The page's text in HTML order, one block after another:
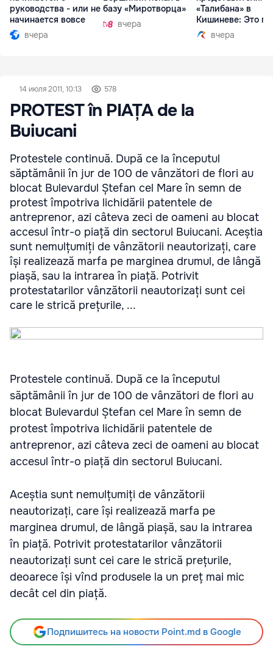
руководства - или не
начинается вовсе
вчера
базу «Миротворца»
вчера
«Талибана» в
Кишиневе: Это
вчера
14 июля 2011, 10:13 578
PROTEST în PIAȚA de la
Buiucani
Protestele continuă. După ce la începutul
săptămânii în jur de 100 de vânzători de flori au
blocat Bulevardul Ștefan cel Mare în semn de
protest împotriva lichidării patentele de
antreprenor, azi câteva zeci de oameni au blocat
accesul într-o piață din sectorul Buiucani. Aceștia
sunt nemulțumiți de vânzătorii neautorizați, care
își realizează marfa pe marginea drumul, de lângă
piașă, sau la intrarea în piață. Potrivit
protestatarilor vânzătorii neautorizați sunt cei
care le strică prețurile, ...
Protestele continuă. După ce la începutul
săptămânii în jur de 100 de vânzători de flori au
blocat Bulevardul Ștefan cel Mare în semn de
protest împotriva lichidării patentele de
antreprenor, azi câteva zeci de oameni au blocat
accesul într-o piață din sectorul Buiucani.
Aceștia sunt nemulțumiți de vânzătorii
neautorizați, care își realizează marfa pe
marginea drumul, de lângă piașă, sau la intrarea
în piață. Potrivit protestatarilor vânzătorii
neautorizați sunt cei care le strică prețurile,
deoarece își vînd produsele la un preț mai mic
decât cel din piață.
Подпишитесь на новости Point.md в Google